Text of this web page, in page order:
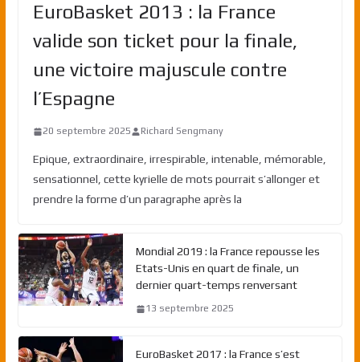
EuroBasket 2013 : la France
valide son ticket pour la finale,
une victoire majuscule contre
l’Espagne
20 septembre 2025 Richard Sengmany
Epique, extraordinaire, irrespirable, intenable, mémorable,
sensationnel, cette kyrielle de mots pourrait s’allonger et
prendre la forme d’un paragraphe après la
Mondial 2019 : la France repousse les
Etats-Unis en quart de finale, un
dernier quart-temps renversant
13 septembre 2025
EuroBasket 2017 : la France s’est